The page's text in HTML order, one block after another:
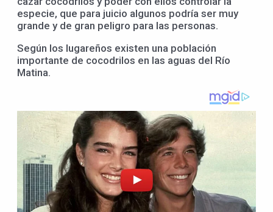
especie, que para juicio algunos podría ser muy
grande y de gran peligro para las personas.
Según los lugareños existen una población
importante de cocodrilos en las aguas del Río
Matina.